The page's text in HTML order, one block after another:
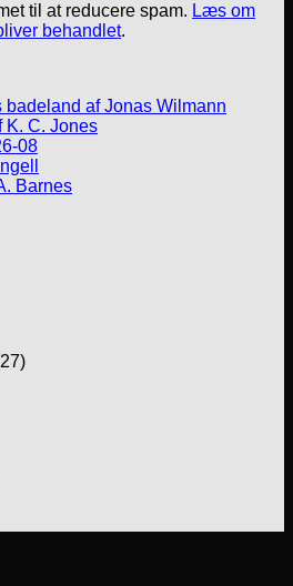
til at reducere spam. Læs om
behandlet.
af Jonas Wilmann
K. C. Jones
08
Barnes